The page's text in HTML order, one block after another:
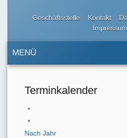
Geschäftsstelle Kontakt
Impressum
MENÜ
Terminkalender
Nach Jahr